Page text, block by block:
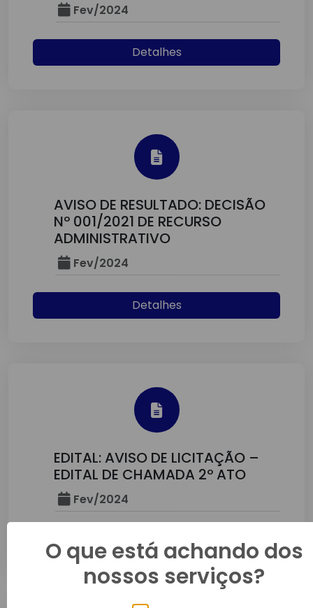
Fev/2024
Detalhes
AVISO DE RESULTADO: DECISÃO
Nº 001/2021 DE RECURSO
ADMINISTRATIVO
Fev/2024
Detalhes
EDITAL: AVISO DE LICITAÇÃO –
EDITAL DE CHAMADA 2º ATO
Fev/2024
Detalhes
O que está achando dos
nossos serviços?